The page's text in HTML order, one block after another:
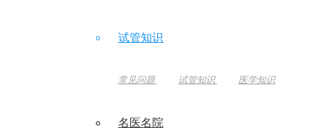
试管知识
常见问题 试管知识 医学知识
名医名院